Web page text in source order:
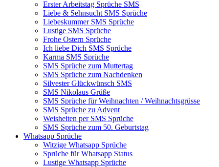
Erster Arbeitstag Sprüche SMS
Liebe & Sehnsucht SMS Sprüche
Liebeskummer SMS Sprüche
Lustige SMS Sprüche
Frohe Ostern Sprüche
Ich liebe Dich SMS Sprüche
Karma SMS Sprüche
SMS Sprüche zum Muttertag
SMS Sprüche zum Nachdenken
Silvester Glückwünsch SMS
SMS Nikolaus Grüße
SMS Sprüche für Weihnachten / Weihnachtsgrüsse
SMS Sprüche zu Advent
Weisheiten per SMS Sprüche
SMS Sprüche zum 50. Geburtstag
Whatsapp Sprüche
Witzige Whatsapp Sprüche
Sprüche für Whatsapp Status
Lustige Whatsapp Sprüche